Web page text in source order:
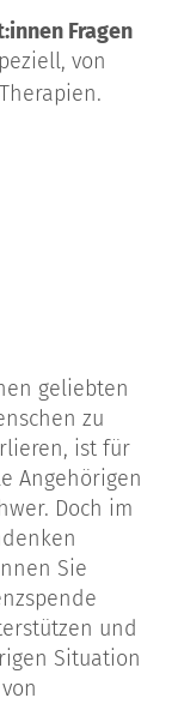
Fragen
, von
Therapien.
geliebten
zu
ist für
Angehörigen
Doch im
Sie
und
Situation